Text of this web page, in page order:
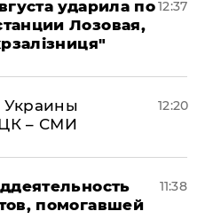
ударила по
Лозовая,
12:37
Украины
– СМИ
12:20
помогавшей
11:38